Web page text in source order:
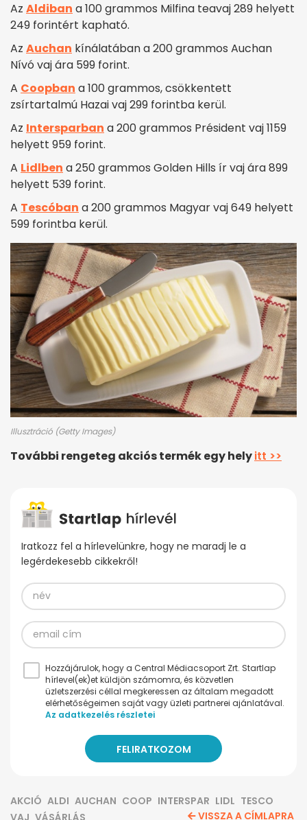
Az Aldiban a 100 grammos Milfina teavaj 289 helyett
249 forintért kapható.
Az Auchan kínálatában a 200 grammos Auchan
Nívó vaj ára 599 forint.
A Coopban a 100 grammos, csökkentett
zsírtartalmú Hazai vaj 299 forintba kerül.
Az Intersparban a 200 grammos Président vaj 1159
helyett 959 forint.
A Lidlben a 250 grammos Golden Hills ír vaj ára 899
helyett 539 forint.
A Tescóban a 200 grammos Magyar vaj 649 helyett
599 forintba kerül.
Illusztráció (Getty Images)
További rengeteg akciós termék egy helyitt >>
Iratkozz fel a hírlevelünkre, hogy ne maradj le a
legérdekesebb cikkekről!
Hozzájárulok, hogy a Central Médiacsoport Zrt. Startlap
hírlevel(ek)et küldjön számomra, és közvetlen
üzletszerzési céllal megkeressen az általam megadott
elérhetőségeimen saját vagy üzleti partnerei ajánlatával.
Az adatkezelés részletei
AKCIÓ ALDI AUCHAN COOP INTERSPAR LIDL TESCO
VAJ VÁSÁRLÁS VISSZA A CÍMLAPRA